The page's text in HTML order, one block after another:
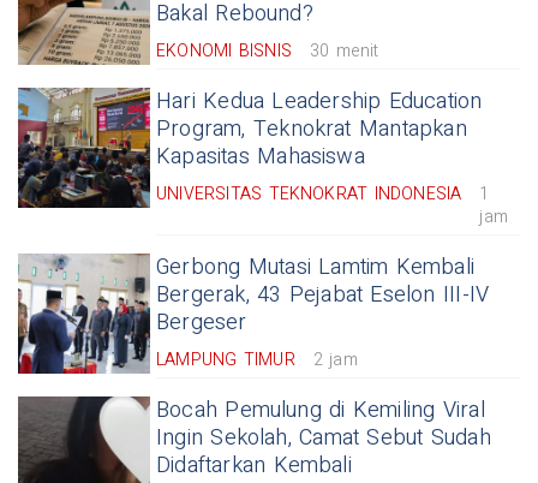
Bakal Rebound?
EKONOMI BISNIS 30 menit
Hari Kedua Leadership Education
Program, Teknokrat Mantapkan
Kapasitas Mahasiswa
UNIVERSITAS TEKNOKRAT INDONESIA
1
jam
Gerbong Mutasi Lamtim Kembali
Bergerak, 43 Pejabat Eselon III-IV
Bergeser
LAMPUNG TIMUR 2 jam
Bocah Pemulung di Kemiling Viral
Ingin Sekolah, Camat Sebut Sudah
Didaftarkan Kembali